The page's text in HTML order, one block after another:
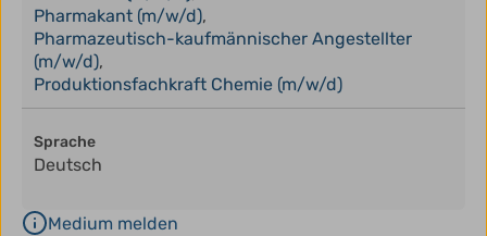
Pharmakant (m/w/d),
Pharmazeutisch-kaufmännischer Angestellter
(m/w/d),
Produktionsfachkraft Chemie (m/w/d)
Sprache
Deutsch
Medium melden